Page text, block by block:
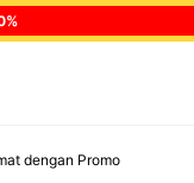
dengan Promo